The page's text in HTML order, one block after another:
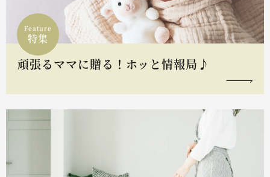
Feature
特集
頑張るママに贈る！ホッと情報局♪